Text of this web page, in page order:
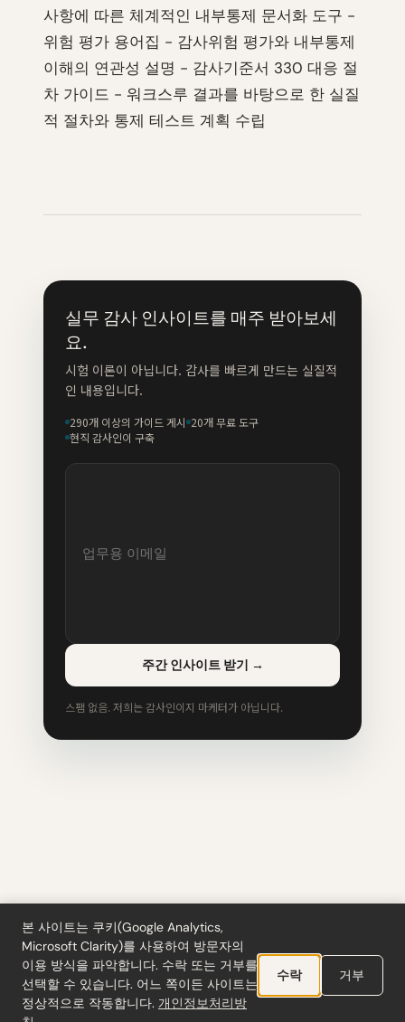
사항에 따른 체계적인 내부통제 문서화 도구 -
위험 평가 용어집 - 감사위험 평가와 내부통제
이해의 연관성 설명 - 감사기준서 330 대응 절
차 가이드 - 워크스루 결과를 바탕으로 한 실질
적 절차와 통제 테스트 계획 수립
실무 감사 인사이트를 매주 받아보세
요.
시험 이론이 아닙니다. 감사를 빠르게 만드는 실질적
인 내용입니다.
290개 이상의 가이드 게시 20개 무료 도구
현직 감사인이 구축
주간 인사이트 받기 →
스팸 없음. 저희는 감사인이지 마케터가 아닙니다.
도구·블로그 용어집·구독·개인정보처리방침·환불·이용약관
© 2026 ciferi · 92458378
본 사이트는 쿠키(Google Analytics,
Microsoft Clarity)를 사용하여 방문자의
이용 방식을 파악합니다. 수락 또는 거부를
선택할 수 있습니다. 어느 쪽이든 사이트는
정상적으로 작동합니다. 개인정보처리방
수락 거부